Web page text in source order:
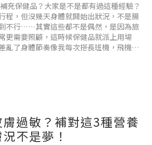
充保健品？大家是不是都有過這種經驗？
程，但沒幾天身體就開始出狀況，不是腸
不行……其實這些都不是偶然，是因為旅
更需要照顧，這時候保健品就派上用場
亂了身體節奏像我每次搭長班機，飛機上
。加上時差一亂，生理時鐘整個失控，精
果有補維生素B群或幫助消化的乳酸菌，
過敏？補對這3種營養
不是夢！